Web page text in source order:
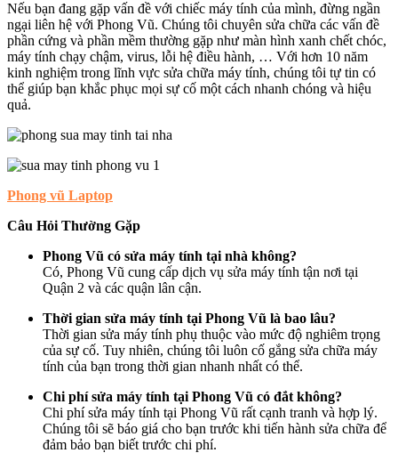
Nếu bạn đang gặp vấn đề với chiếc máy tính của mình, đừng ngần
ngại liên hệ với Phong Vũ. Chúng tôi chuyên sửa chữa các vấn đề
phần cứng và phần mềm thường gặp như màn hình xanh chết chóc,
máy tính chạy chậm, virus, lỗi hệ điều hành, … Với hơn 10 năm
kinh nghiệm trong lĩnh vực sửa chữa máy tính, chúng tôi tự tin có
thể giúp bạn khắc phục mọi sự cố một cách nhanh chóng và hiệu
quả.
Phong vũ Laptop
Câu Hỏi Thường Gặp
Phong Vũ có sửa máy tính tại nhà không?
Có, Phong Vũ cung cấp dịch vụ sửa máy tính tận nơi tại
Quận 2 và các quận lân cận.
Thời gian sửa máy tính tại Phong Vũ là bao lâu?
Thời gian sửa máy tính phụ thuộc vào mức độ nghiêm trọng
của sự cố. Tuy nhiên, chúng tôi luôn cố gắng sửa chữa máy
tính của bạn trong thời gian nhanh nhất có thể.
Chi phí sửa máy tính tại Phong Vũ có đắt không?
Chi phí sửa máy tính tại Phong Vũ rất cạnh tranh và hợp lý.
Chúng tôi sẽ báo giá cho bạn trước khi tiến hành sửa chữa để
đảm bảo bạn biết trước chi phí.